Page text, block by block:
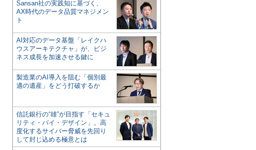
Sansan社の実践知に基づく、
AX時代のデータ品質マネジメン
ト
AI対応のデータ基盤「レイクハ
ウスアーキテクチャ」が、ビジ
ネス成長を加速させる鍵に
製造業のAI導入を阻む「個別最
適の遺産」をどう打破するか
信託銀行の“雄”が目指す「セキュ
リティ・バイ・デザイン」。高
度化するサイバー脅威を先回り
して封じ込める極意とは